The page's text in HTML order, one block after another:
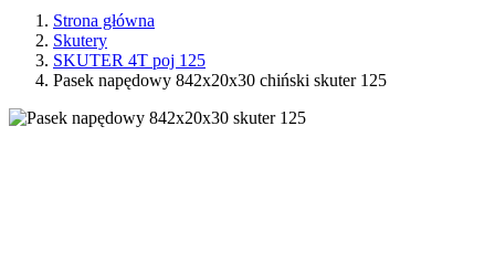
Strona główna
Skutery
SKUTER 4T poj 125
Pasek napędowy 842x20x30 chiński skuter 125